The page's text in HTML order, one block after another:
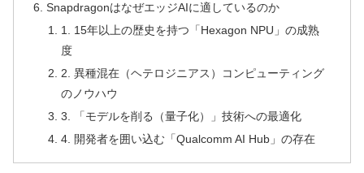
SnapdragonはなぜエッジAIに適しているのか
1. 15年以上の歴史を持つ「Hexagon NPU」の成熟
度
2. 異種混在（ヘテロジニアス）コンピューティング
のノウハウ
3. 「モデルを削る（量子化）」技術への最適化
4. 開発者を囲い込む「Qualcomm AI Hub」の存在